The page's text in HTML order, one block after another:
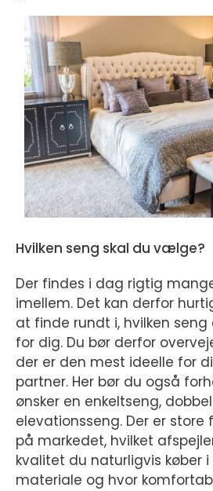
Hvilken seng skal du vælge?
Der findes i dag rigtig
imellem. Det kan derfor
at finde rundt i, hvilken
for dig. Du bør derfor
der er den mest ideelle for
partner. Her bør du også
ønsker en enkeltseng,
elevationsseng. Der er store
på markedet, hvilket
kvalitet du naturligvis køber
materiale og hvor